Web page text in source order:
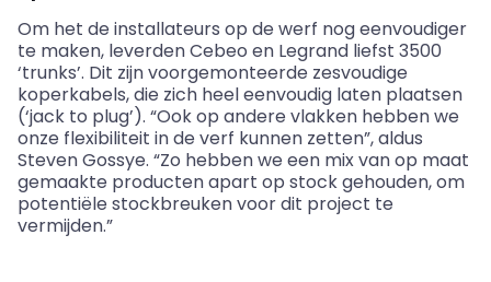
Om het de installateurs op de werf nog eenvoudiger
te maken, leverden Cebeo en Legrand liefst 3500
‘trunks’. Dit zijn voorgemonteerde zesvoudige
koperkabels, die zich heel eenvoudig laten plaatsen
(‘jack to plug’). “Ook op andere vlakken hebben we
onze flexibiliteit in de verf kunnen zetten”, aldus
Steven Gossye. “Zo hebben we een mix van op maat
gemaakte producten apart op stock gehouden, om
potentiële stockbreuken voor dit project te
vermijden.”